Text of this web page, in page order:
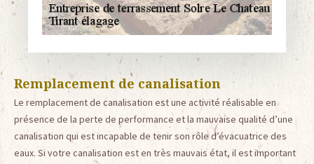
Remplacement de canalisation
Le remplacement de canalisation est une activité réalisable en
présence de la perte de performance et la mauvaise qualité d’une
canalisation qui est incapable de tenir son rôle d’évacuatrice des
eaux. Si votre canalisation est en très mauvais état, il est important